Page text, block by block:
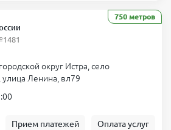
750 метров
округ Истра, село
Ленина, вл79
Прием платежей Оплата услуг